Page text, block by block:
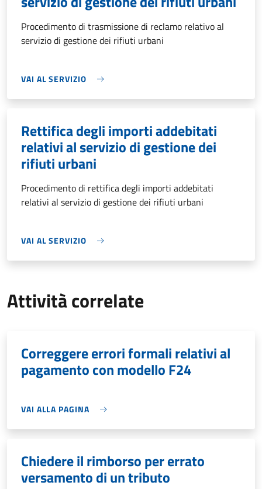
Procedimento di trasmissione di reclamo relativo al
servizio di gestione dei rifiuti urbani
VAI AL SERVIZIO
Rettifica degli importi addebitati
relativi al servizio di gestione dei
rifiuti urbani
Procedimento di rettifica degli importi addebitati
relativi al servizio di gestione dei rifiuti urbani
VAI AL SERVIZIO
Attività correlate
Correggere errori formali relativi al
pagamento con modello F24
VAI ALLA PAGINA
Chiedere il rimborso per errato
versamento di un tributo